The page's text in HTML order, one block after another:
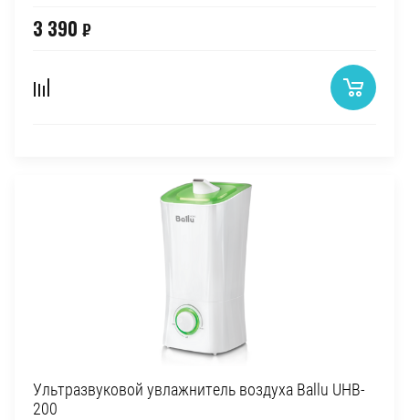
3 390 ₽
Ультразвуковой увлажнитель воздуха Ballu UHB-
200